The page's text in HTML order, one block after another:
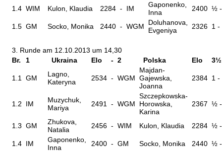
1.4 WIM Kulon, Klaudia 2284 - IM
Gaponenko,
Inna
2400 ½
1.5 GM Socko, Monika 2440 - WGM
Doluhanova,
Evgeniya
2326 1 -
3. Runde am 12.10.2013 um 14,30
Br.
1 Ukraina Elo - 2 Polska Elo
1.1 GM
Lagno,
Kateryna
2534 - WGM
Majdan-
Gajewska,
Joanna
2384 1 -
1.2 IM
Muzychuk,
Mariya
2491 - WGM
Szczepkowska-
Horowska,
Karina
2367 ½
1.3 GM
Zhukova,
Natalia
2456 - WIM Kulon, Klaudia 2284 ½
1.4 IM
Gaponenko,
Inna
2400 - GM Socko, Monika 2440 ½